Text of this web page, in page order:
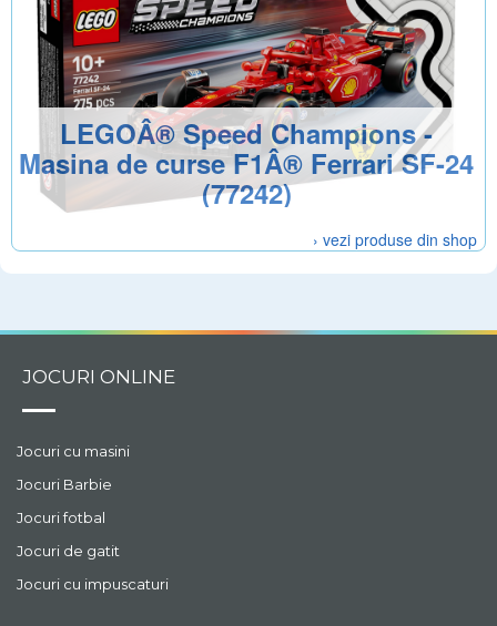
LEGOÂ® Speed Champions -
Masina de curse F1Â® Ferrari SF-24
(77242)
› vezi produse din shop
JOCURI ONLINE
Jocuri cu masini
Jocuri Barbie
Jocuri fotbal
Jocuri de gatit
Jocuri cu impuscaturi